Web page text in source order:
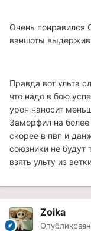
Очень
ваншоты
Правда вот ульта
что надо в бою
урон наносит
Заморфил на
скорее в пвп и
союзники не будут
взять ульту из
Zoika